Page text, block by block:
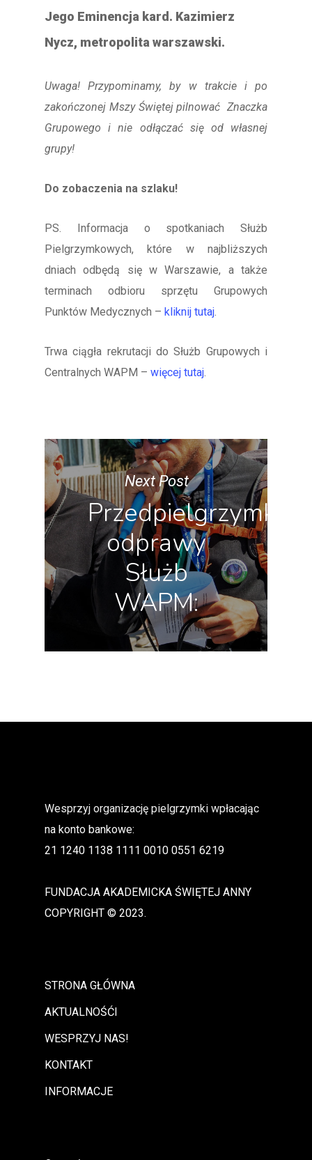
Jego Eminencja kard. Kazimierz
Nycz, metropolita warszawski.
Uwaga! Przypominamy, by w trakcie i po
zakończonej Mszy Świętej pilnować Znaczka
Grupowego i nie odłączać się od własnej
grupy!
Do zobaczenia na szlaku!
PS. Informacja o spotkaniach Służb
Pielgrzymkowych, które w najbliższych
dniach odbędą się w Warszawie, a także
terminach odbioru sprzętu Grupowych
Punktów Medycznych – kliknij tutaj.
Trwa ciągła rekrutacji do Służb Grupowych i
Centralnych WAPM – więcej tutaj.
Next Post
odprawy
Służb
WAPM:
Wesprzyj organizację pielgrzymki wpłacając
na konto bankowe:
21 1240 1138 1111 0010 0551 6219
FUNDACJA AKADEMICKA ŚWIĘTEJ ANNY
COPYRIGHT © 2023.
STRONA GŁÓWNA
AKTUALNOŚĆI
WESPRZYJ NAS!
KONTAKT
INFORMACJE